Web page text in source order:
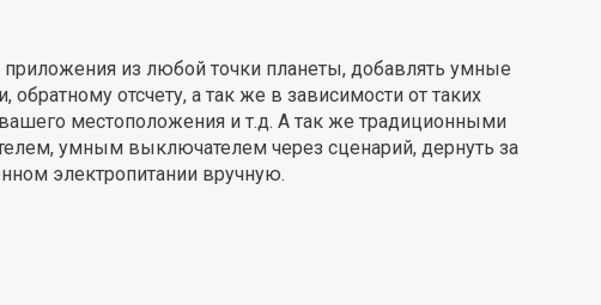
из любой точки планеты, добавлять умные
отсчету, а так же в зависимости от таких
местоположения и т.д. А так же традиционными
умным выключателем через сценарий, дернуть за
электропитании вручную.